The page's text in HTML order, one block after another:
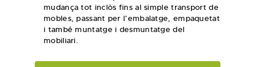
mudança tot inclòs fins al simple transport de
mobles, passant per l’embalatge, empaquetat
i també muntatge i desmuntatge del
mobiliari.